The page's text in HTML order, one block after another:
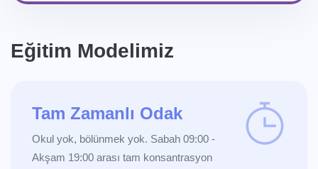
Eğitim Modelimiz
Tam Zamanlı Odak
Okul yok, bölünmek yok. Sabah 09:00 -
Akşam 19:00 arası tam konsantrasyon